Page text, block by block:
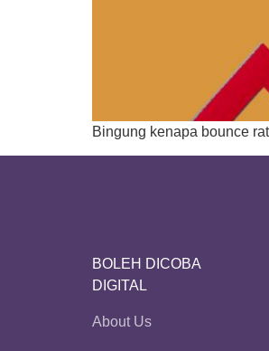
Bingung kenapa bounce
BOLEH DICOBA
DIGITAL
About Us